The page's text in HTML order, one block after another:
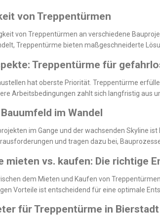
von Treppentürmen
von Treppentürmen an verschiedene
Treppentürme bieten maßgeschneiderte
Treppentürme für
hat oberste Priorität. Treppentürme
Arbeitsbedingungen zahlt sich langfristig aus
im Wandel
im Gange und der wachsenden Skyline
und tragen dazu bei,
mieten vs. kaufen: Die richtige
dem Mieten und Kaufen von
Vorteile ist entscheidend für eine optimale
für Treppentürme in Bierstadt